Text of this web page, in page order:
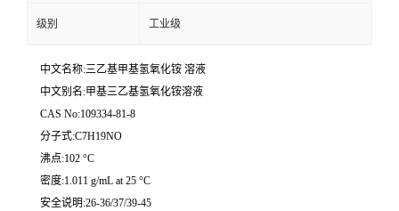
级别 工业级
中文名称:三乙基甲基氢氧化铵 溶液
中文别名:甲基三乙基氢氧化铵溶液
CAS No:109334-81-8
分子式:C7H19NO
沸点:102 °C
密度:1.011 g/mL at 25 °C
安全说明:26-36/37/39-45